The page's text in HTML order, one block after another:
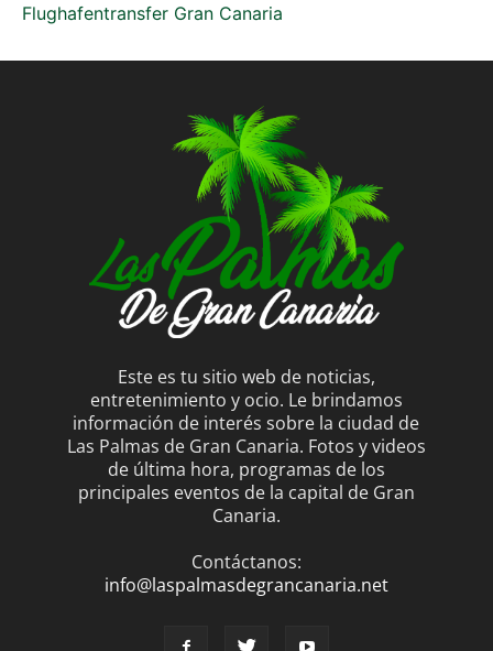
Flughafentransfer Gran Canaria
Este es tu sitio web de noticias,
entretenimiento y ocio. Le brindamos
información de interés sobre la ciudad de
Las Palmas de Gran Canaria. Fotos y videos
de última hora, programas de los
principales eventos de la capital de Gran
Canaria.
Contáctanos:
info@laspalmasdegrancanaria.net